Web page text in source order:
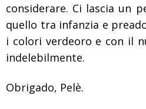
considerare. Ci lascia un
quello tra infanzia e
i colori verdeoro e con il
indelebilmente.
Obrigado, Pelè.